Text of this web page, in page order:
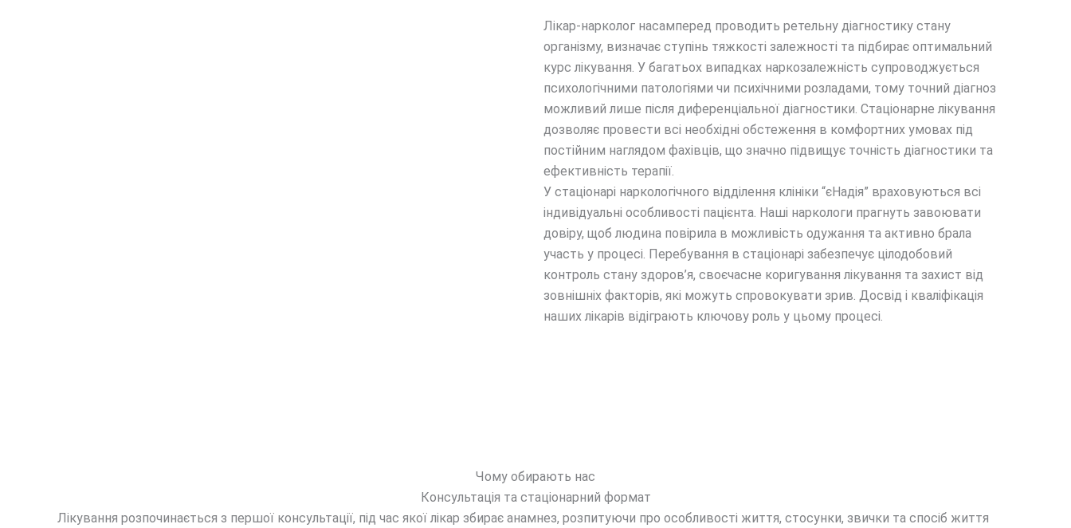
Лікар-нарколог насамперед проводить ретельну діагностику стану
організму, визначає ступінь тяжкості залежності та підбирає оптимальний
курс лікування. У багатьох випадках наркозалежність супроводжується
психологічними патологіями чи психічними розладами, тому точний діагноз
можливий лише після диференціальної діагностики. Стаціонарне лікування
дозволяє провести всі необхідні обстеження в комфортних умовах під
постійним наглядом фахівців, що значно підвищує точність діагностики та
ефективність терапії.
У стаціонарі наркологічного відділення клініки “єНадія” враховуються всі
індивідуальні особливості пацієнта. Наші наркологи прагнуть завоювати
довіру, щоб людина повірила в можливість одужання та активно брала
участь у процесі. Перебування в стаціонарі забезпечує цілодобовий
контроль стану здоров’я, своєчасне коригування лікування та захист від
зовнішніх факторів, які можуть спровокувати зрив. Досвід і кваліфікація
наших лікарів відіграють ключову роль у цьому процесі.
Чому обирають нас
Консультація та стаціонарний формат
Лікування розпочинається з першої консультації, під час якої лікар збирає анамнез, розпитуючи про особливості життя, стосунки, звички та спосіб життя